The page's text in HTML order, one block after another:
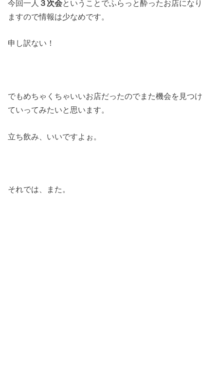
今回一人 ３次会ということでふらっと酔ったお店になり
ますので情報は少なめです。
申し訳ない！
でもめちゃくちゃいいお店だったのでまた機会を見つけ
ていってみたいと思います。
立ち飲み、いいですよぉ。
それでは、また。